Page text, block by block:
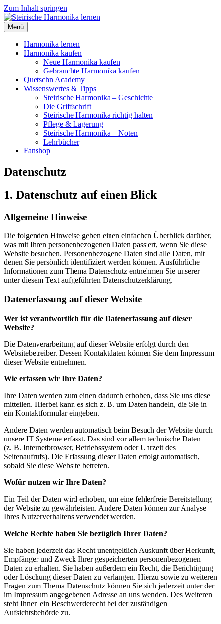
Zum Inhalt springen
Menü
Harmonika lernen
Harmonika kaufen
Neue Harmonika kaufen
Gebrauchte Harmonika kaufen
Quetschn Academy
Wissenswertes & Tipps
Steirische Harmonika – Geschichte
Die Griffschrift
Steirische Harmonika richtig halten
Pflege & Lagerung
Steirische Harmonika – Noten
Lehrbücher
Fanshop
Datenschutz
1. Datenschutz auf einen Blick
Allgemeine Hinweise
Die folgenden Hinweise geben einen einfachen Überblick darüber,
was mit Ihren personenbezogenen Daten passiert, wenn Sie diese
Website besuchen. Personenbezogene Daten sind alle Daten, mit
denen Sie persönlich identifiziert werden können. Ausführliche
Informationen zum Thema Datenschutz entnehmen Sie unserer
unter diesem Text aufgeführten Datenschutzerklärung.
Datenerfassung auf dieser Website
Wer ist verantwortlich für die Datenerfassung auf dieser
Website?
Die Datenverarbeitung auf dieser Website erfolgt durch den
Websitebetreiber. Dessen Kontaktdaten können Sie dem Impressum
dieser Website entnehmen.
Wie erfassen wir Ihre Daten?
Ihre Daten werden zum einen dadurch erhoben, dass Sie uns diese
mitteilen. Hierbei kann es sich z. B. um Daten handeln, die Sie in
ein Kontaktformular eingeben.
Andere Daten werden automatisch beim Besuch der Website durch
unsere IT-Systeme erfasst. Das sind vor allem technische Daten
(z. B. Internetbrowser, Betriebssystem oder Uhrzeit des
Seitenaufrufs). Die Erfassung dieser Daten erfolgt automatisch,
sobald Sie diese Website betreten.
Wofür nutzen wir Ihre Daten?
Ein Teil der Daten wird erhoben, um eine fehlerfreie Bereitstellung
der Website zu gewährleisten. Andere Daten können zur Analyse
Ihres Nutzerverhaltens verwendet werden.
Welche Rechte haben Sie bezüglich Ihrer Daten?
Sie haben jederzeit das Recht unentgeltlich Auskunft über Herkunft,
Empfänger und Zweck Ihrer gespeicherten personenbezogenen
Daten zu erhalten. Sie haben außerdem ein Recht, die Berichtigung
oder Löschung dieser Daten zu verlangen. Hierzu sowie zu weiteren
Fragen zum Thema Datenschutz können Sie sich jederzeit unter der
im Impressum angegebenen Adresse an uns wenden. Des Weiteren
steht Ihnen ein Beschwerderecht bei der zuständigen
Aufsichtsbehörde zu.